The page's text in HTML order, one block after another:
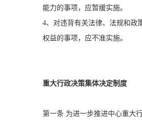
能力的事项，应暂缓实施。
4、对违背有关法律、法规和政
权益的事项，应不准实施。
重大行政决策集体决定制度
第一条 为进一步推进中心重大